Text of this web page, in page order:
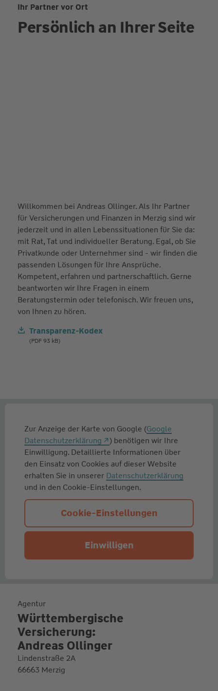
Ihr Partner vor Ort
Persönlich an Ihrer Seite
Willkommen bei Andreas Ollinger. Als Ihr Partner
für Versicherungen und Finanzen in Merzig sind wir
jederzeit und in allen Lebenssituationen für Sie da:
mit Rat, Tat und individueller Beratung. Egal, ob Sie
Privatkunde oder Unternehmer sind - wir finden die
passenden Lösungen für Ihre Ansprüche.
Kompetent, erfahren und partnerschaftlich. Gerne
beantworten wir Ihre Fragen in einem
Beratungstermin oder telefonisch. Wir freuen uns,
von Ihnen zu hören.
Transparenz-Kodex
(PDF 93 kB)
Zur Anzeige der Karte von Google (Google
Datenschutzerklärung
) benötigen wir Ihre
Einwilligung. Detaillierte Informationen über
den Einsatz von Cookies auf dieser Website
erhalten Sie in unserer Datenschutzerklärung
und in den Cookie-Einstellungen.
Cookie-Einstellungen
Einwilligen
Agentur
Württembergische
Versicherung:
Andreas Ollinger
Lindenstraße 2A
66663 Merzig